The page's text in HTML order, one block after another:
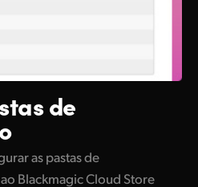
de
as pastas de
Blackmagic Cloud Store